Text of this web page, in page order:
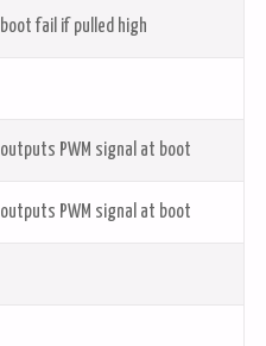
boot fail if pulled high
outputs PWM signal at boot
outputs PWM signal at boot